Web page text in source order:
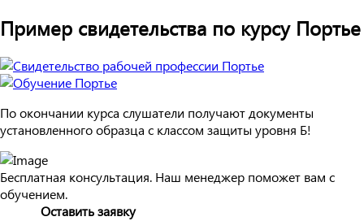
Пример свидетельства по курсу Портье
По окончании курса слушатели получают документы
установленного образца с классом защиты уровня Б!
Бесплатная консультация. Наш менеджер поможет вам с
обучением.
Оставить заявку